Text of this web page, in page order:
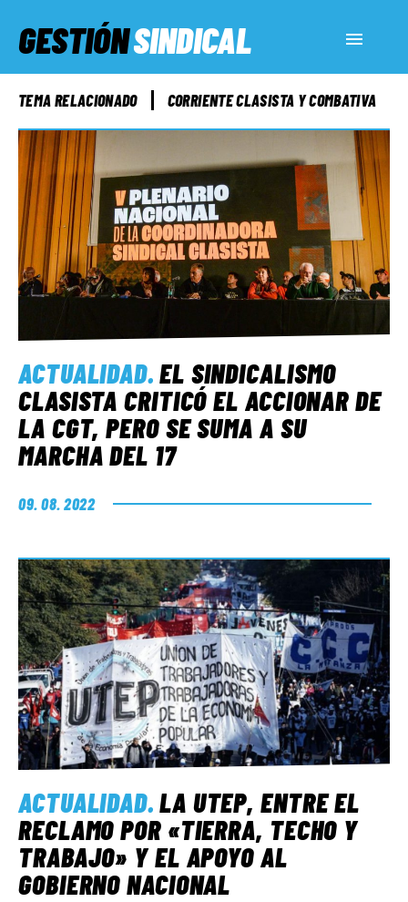
GESTIÓNSINDICAL
ACTUALIDAD
SERVICIOS SOCIALES
INFORMES ESPECIALES
FUERA DE MEGÁFONO
EL LADO «G»
TEMA RELACIONADO CORRIENTE CLASISTA Y COMBATIVA
ACTUALIDAD.EL SINDICALISMO
CLASISTA CRITICÓ EL ACCIONAR DE
LA CGT, PERO SE SUMA A SU
MARCHA DEL 17
09. 08. 2022
ACTUALIDAD.LA UTEP, ENTRE EL
RECLAMO POR «TIERRA, TECHO Y
TRABAJO» Y EL APOYO AL
GOBIERNO NACIONAL